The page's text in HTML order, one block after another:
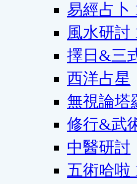
易經占卜
風水研討
擇日&三
西洋占星
無視論塔
修行&武
中醫研討
五術哈啦